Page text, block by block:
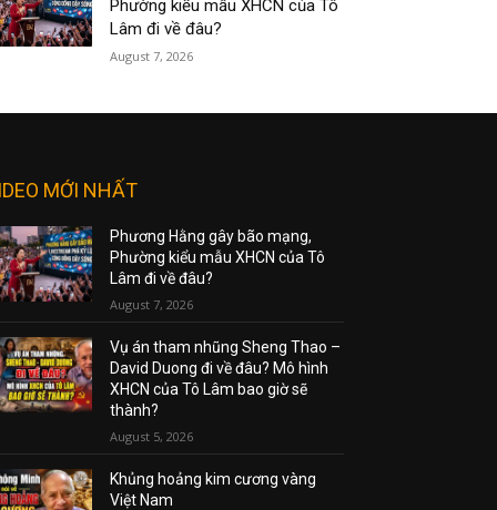
Phường kiểu mẫu XHCN của Tô
Lâm đi về đâu?
August 7, 2026
MỚI NHẤT
Phương Hằng gây bão mạng,
Phường kiểu mẫu XHCN của Tô
Lâm đi về đâu?
August 7, 2026
Vụ án tham nhũng Sheng Thao –
David Duong đi về đâu? Mô hình
XHCN của Tô Lâm bao giờ sẽ
thành?
August 5, 2026
Khủng hoảng kim cương vàng
Việt Nam